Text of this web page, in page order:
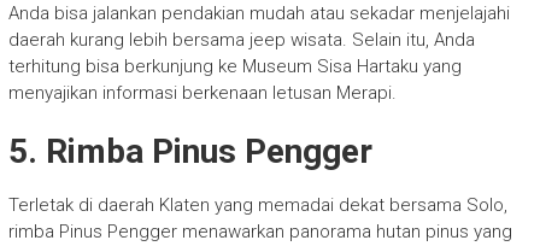
Anda bisa jalankan pendakian mudah atau sekadar menjelajahi
daerah kurang lebih bersama jeep wisata. Selain itu, Anda
terhitung bisa berkunjung ke Museum Sisa Hartaku yang
menyajikan informasi berkenaan letusan Merapi.
5. Rimba Pinus Pengger
Terletak di daerah Klaten yang memadai dekat bersama Solo,
rimba Pinus Pengger menawarkan panorama hutan pinus yang